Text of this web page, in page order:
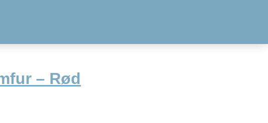
– Rød